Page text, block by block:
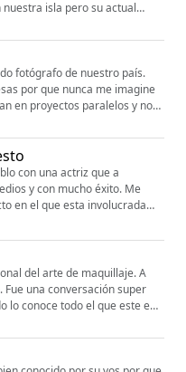
isla pero su actual
es bien buena por
cambia según el país y
que tiene mi invit...
fotógrafo de nuestro país.
por que nunca me imagine
en proyectos paralelos y no
conociéramos. Me hablo de
bien caro para que no lo
esto y mucho más ...
con una actriz que a
y con mucho éxito. Me
en el que esta involucrada
y especial. Espero que se
con Cristina Sesto. Este
OFX los mejores en
su showroom en la calle
Hato Rey o entra a su
del arte de maquillaje. A
una conversación super
lo conoce todo el que este ene
por su personalidad y
a Bryan Villarini. Este
en mueb...